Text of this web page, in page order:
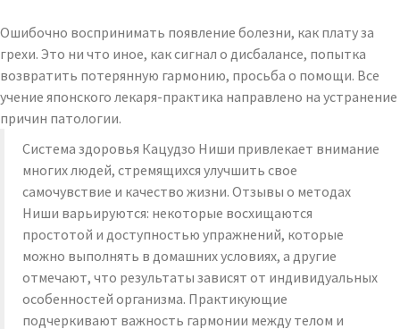
Ошибочно воспринимать появление болезни, как плату за
грехи. Это ни что иное, как сигнал о дисбалансе, попытка
возвратить потерянную гармонию, просьба о помощи. Все
учение японского лекаря-практика направлено на устранение
причин патологии.
Система здоровья Кацудзо Ниши привлекает внимание
многих людей, стремящихся улучшить свое
самочувствие и качество жизни. Отзывы о методах
Ниши варьируются: некоторые восхищаются
простотой и доступностью упражнений, которые
можно выполнять в домашних условиях, а другие
отмечают, что результаты зависят от индивидуальных
особенностей организма. Практикующие
подчеркивают важность гармонии между телом и